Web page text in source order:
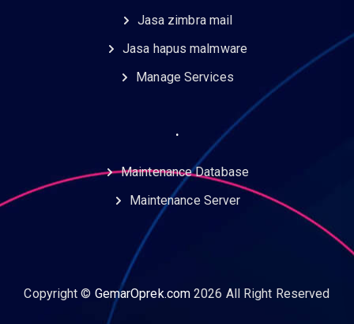
Jasa zimbra mail
Jasa hapus malmware
Manage Services
.
Maintenance Database
Maintenance Server
Copyright © GemarOprek.com 2026 All Right Reserved